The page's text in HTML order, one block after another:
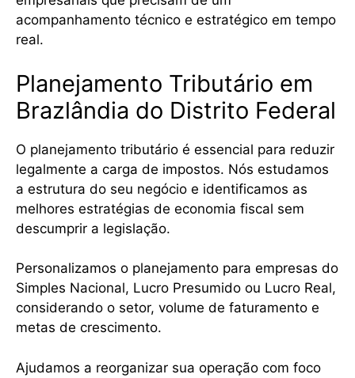
acompanhamento técnico e estratégico em tempo
real.
Planejamento Tributário em
Brazlândia do Distrito Federal
O planejamento tributário é essencial para reduzir
legalmente a carga de impostos. Nós estudamos
a estrutura do seu negócio e identificamos as
melhores estratégias de economia fiscal sem
descumprir a legislação.
Personalizamos o planejamento para empresas do
Simples Nacional, Lucro Presumido ou Lucro Real,
considerando o setor, volume de faturamento e
metas de crescimento.
Ajudamos a reorganizar sua operação com foco